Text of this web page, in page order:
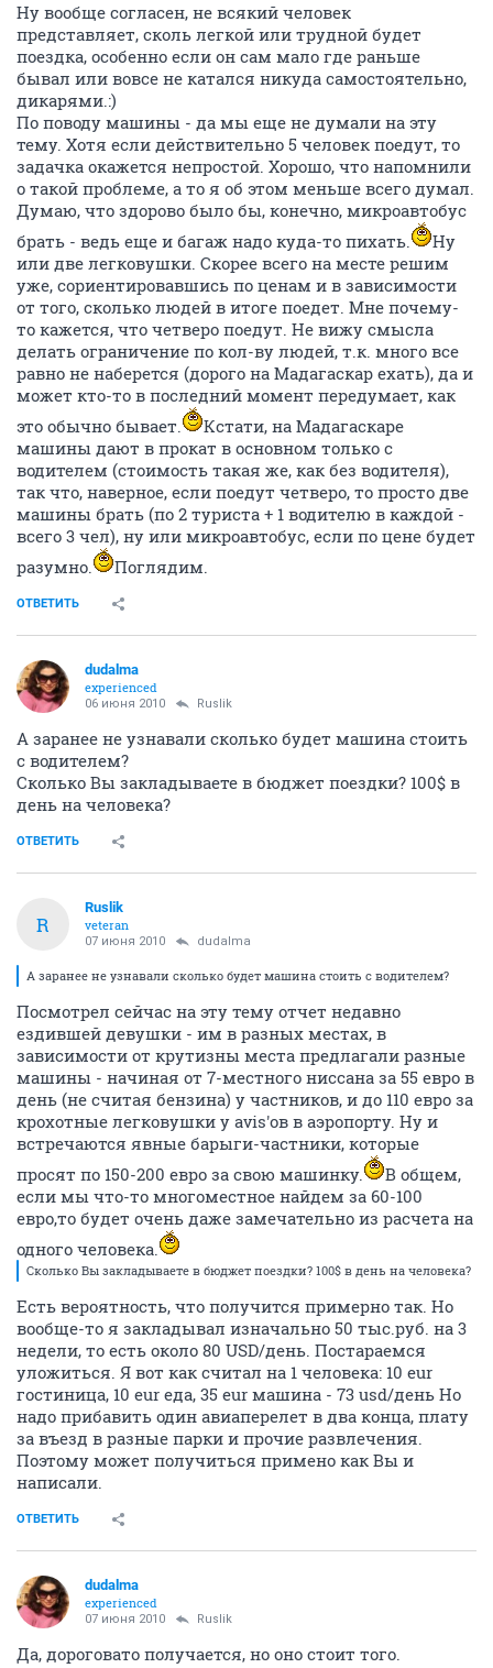
Ну вообще согласен, не всякий человек
представляет, сколь легкой или трудной будет
поездка, особенно если он сам мало где раньше
бывал или вовсе не катался никуда самостоятельно,
дикарями.:)
По поводу машины - да мы еще не думали на эту
тему. Хотя если действительно 5 человек поедут, то
задачка окажется непростой. Хорошо, что напомнили
о такой проблеме, а то я об этом меньше всего думал.
Думаю, что здорово было бы, конечно, микроавтобус
брать - ведь еще и багаж надо куда-то пихать.
Ну
или две легковушки. Скорее всего на месте решим
уже, сориентировавшись по ценам и в зависимости
от того, сколько людей в итоге поедет. Мне почему-
то кажется, что четверо поедут. Не вижу смысла
делать ограничение по кол-ву людей, т.к. много все
равно не наберется (дорого на Мадагаскар ехать), да и
может кто-то в последний момент передумает, как
это обычно бывает.
Кстати, на Мадагаскаре
машины дают в прокат в основном только с
водителем (стоимость такая же, как без водителя),
так что, наверное, если поедут четверо, то просто две
машины брать (по 2 туриста + 1 водителю в каждой -
всего 3 чел), ну или микроавтобус, если по цене будет
разумно.
Поглядим.
ОТВЕТИТЬ
dudalma
experienced
06 июня 2010 Ruslik
А заранее не узнавали сколько будет машина стоить
с водителем?
Сколько Вы закладываете в бюджет поездки? 100$ в
день на человека?
ОТВЕТИТЬ
R
Ruslik
veteran
07 июня 2010 dudalma
А заранее не узнавали сколько будет машина стоить с водителем?
Посмотрел сейчас на эту тему отчет недавно
ездившей девушки - им в разных местах, в
зависимости от крутизны места предлагали разные
машины - начиная от 7-местного ниссана за 55 евро в
день (не считая бензина) у частников, и до 110 евро за
крохотные легковушки у avis'ов в аэропорту. Ну и
встречаются явные барыги-частники, которые
просят по 150-200 евро за свою машинку.
В общем,
если мы что-то многоместное найдем за 60-100
евро,то будет очень даже замечательно из расчета на
одного человека.
Сколько Вы закладываете в бюджет поездки? 100$ в день на человека?
Есть вероятность, что получится примерно так. Но
вообще-то я закладывал изначально 50 тыс.руб. на 3
недели, то есть около 80 USD/день. Постараемся
уложиться. Я вот как считал на 1 человека: 10 eur
гостиница, 10 eur еда, 35 eur машина - 73 usd/день Но
надо прибавить один авиаперелет в два конца, плату
за въезд в разные парки и прочие развлечения.
Поэтому может получиться примено как Вы и
написали.
ОТВЕТИТЬ
dudalma
experienced
07 июня 2010 Ruslik
Да, дороговато получается, но оно стоит того.